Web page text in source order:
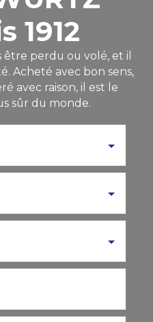
1912
perdu ou volé, et il
Acheté avec bon sens,
avec raison, il est le
sûr du monde.